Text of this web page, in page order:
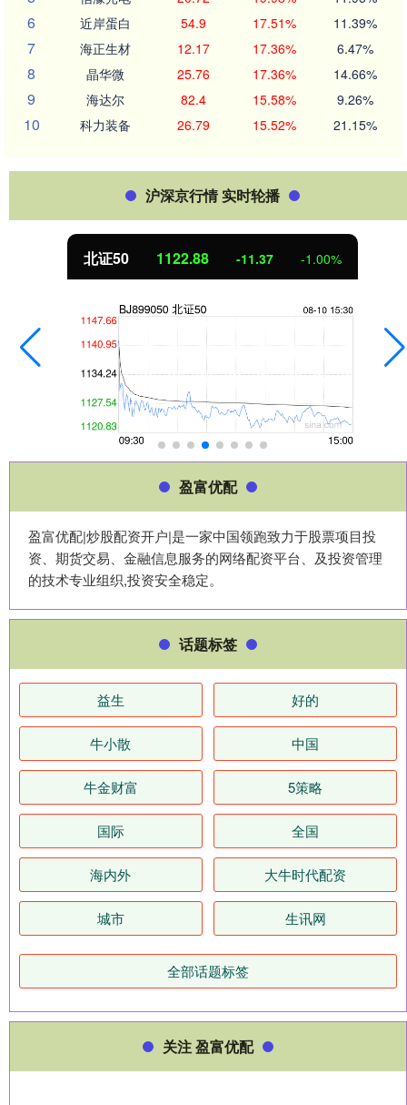
6 近岸蛋白 54.9 17.51% 11.39%
7 海正生材 12.17 17.36% 6.47%
8 晶华微 25.76 17.36% 14.66%
9 海达尔 82.4 15.58% 9.26%
10 科力装备 26.79 15.52% 21.15%
沪深京行情 实时轮播
北证50 1122.88 -11.37 -1.00%
盈富优配
盈富优配|炒股配资开户|是一家中国领跑致力于股票项目投
资、期货交易、金融信息服务的网络配资平台、及投资管理
的技术专业组织,投资安全稳定。
话题标签
益生 好的
牛小散 中国
牛金财富 5策略
国际 全国
海内外 大牛时代配资
城市 生讯网
全部话题标签
关注 盈富优配